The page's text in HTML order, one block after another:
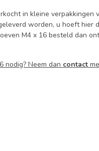
in kleine verpakkingen
worden, u hoeft hier
M4 x 16 besteld dan
nodig? Neem dan contact